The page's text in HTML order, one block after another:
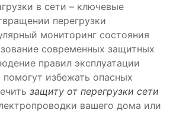
в сети – ключевые
перегрузки
мониторинг состояния
современных защитных
правил эксплуатации
избежать опасных
защиту от перегрузки сети
вашего дома или